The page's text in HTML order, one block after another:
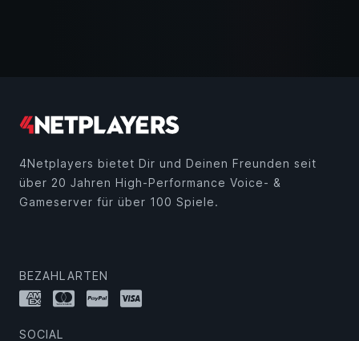
4Netplayers bietet Dir und Deinen Freunden seit
über 20 Jahren High-Performance Voice- &
Gameserver für über 100 Spiele.
BEZAHLARTEN
SOCIAL